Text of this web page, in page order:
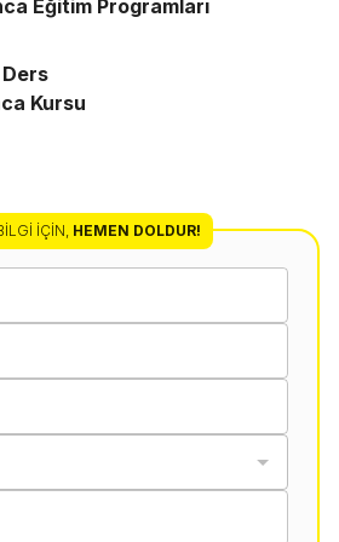
Eğitim Programları
Kursu
İÇIN HEMEN DOLDUR!